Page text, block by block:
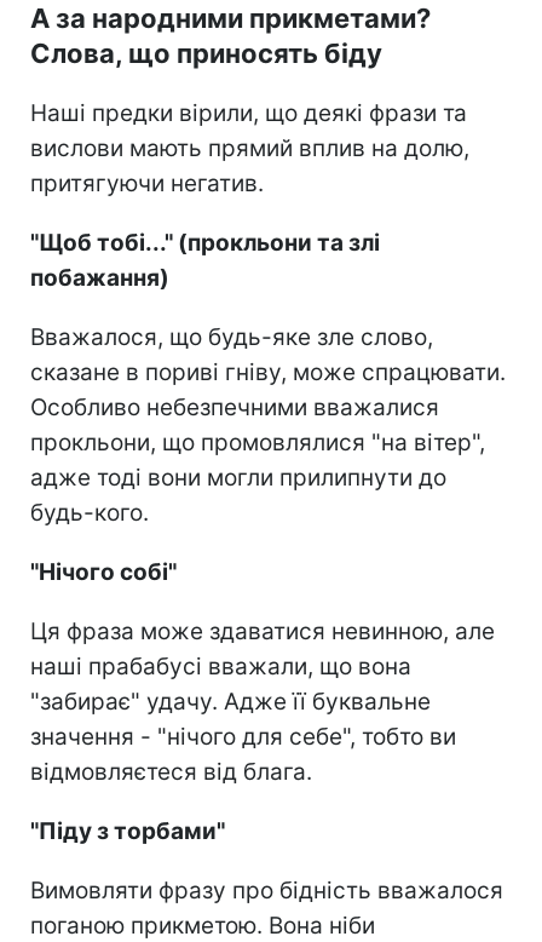
А за народними прикметами?
Слова, що приносять біду
Наші предки вірили, що деякі фрази та
вислови мають прямий вплив на долю,
притягуючи негатив.
"Щоб тобі..." (прокльони та злі
побажання)
Вважалося, що будь-яке зле слово,
сказане в пориві гніву, може спрацювати.
Особливо небезпечними вважалися
прокльони, що промовлялися "на вітер",
адже тоді вони могли прилипнути до
будь-кого.
"Нічого собі"
Ця фраза може здаватися невинною, але
наші прабабусі вважали, що вона
"забирає" удачу. Адже її буквальне
значення - "нічого для себе", тобто ви
відмовляєтеся від блага.
"Піду з торбами"
Вимовляти фразу про бідність вважалося
поганою прикметою. Вона ніби